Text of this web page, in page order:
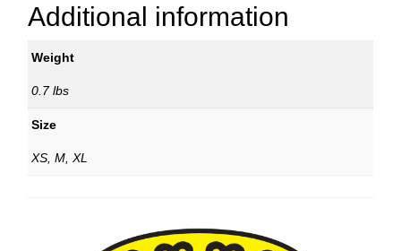
Additional information
Weight
0.7 lbs
Size
XS, M, XL